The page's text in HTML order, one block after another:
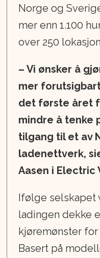
Norge og
mer enn 1.100
over 250
– Vi ønsker å
mer
det første året
mindre å tenke
tilgang til et av
ladenettverk,
Aasen i Electric
Ifølge selskapet
ladingen dekke
kjøremønster
Basert på